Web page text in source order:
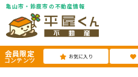
亀山市・鈴鹿市の不動産情報
会員限定
コンテンツ お気に入り